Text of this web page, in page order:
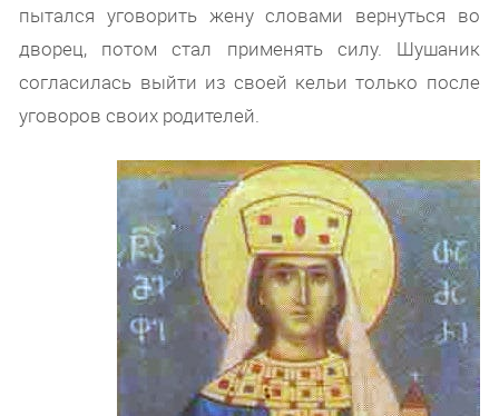
пытался уговорить жену словами вернуться во
дворец, потом стал применять силу. Шушаник
согласилась выйти из своей кельи только после
уговоров своих родителей.